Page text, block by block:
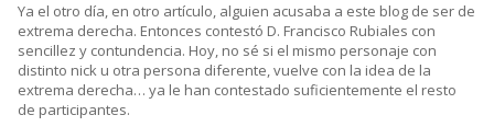
Ya el otro día, en otro artículo, alguien acusaba a este blog de ser de
extrema derecha. Entonces contestó D. Francisco Rubiales con
sencillez y contundencia. Hoy, no sé si el mismo personaje con
distinto nick u otra persona diferente, vuelve con la idea de la
extrema derecha… ya le han contestado suficientemente el resto
de participantes.